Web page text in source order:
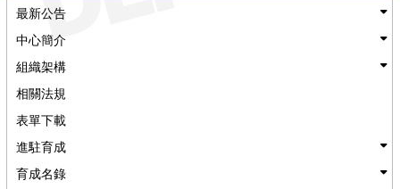
最新公告
中心簡介
組織架構
相關法規
表單下載
進駐育成
育成名錄